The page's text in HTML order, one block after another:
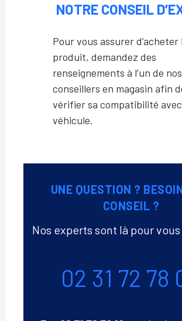
NOTRE CONSEIL
Pour vous assurer d’acheter
produit, demandez des
renseignements à l’un de nos
conseillers en magasin afin
vérifier sa compatibilité
véhicule.
UNE QUESTION ?
CONSEIL ?
Nos experts sont là pour
02 31 72 78